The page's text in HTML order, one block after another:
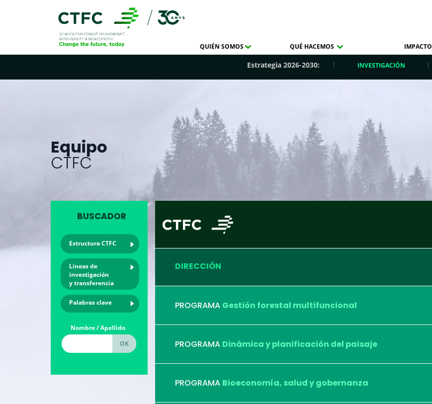
QUIÉN SOMOS QUÉ HACEMOS IMPACTO
Estrategia 2026-2030: INVESTIGACIÓN
Equipo
CTFC
BUSCADOR
Estructura CTFC
Líneas de
investigación
y transferencia
Palabras clave
Nombre / Apellido
DIRECCIÓN
PROGRAMA Gestión forestal multifuncional
PROGRAMA Dinámica y planificación del paisaje
PROGRAMA Bioeconomía, salud y gobernanza